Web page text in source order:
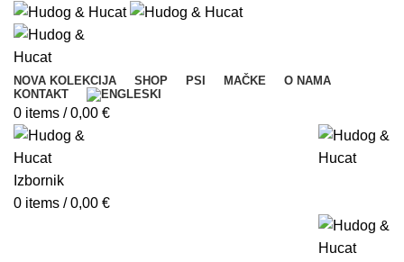
NOVA KOLEKCIJA SHOP PSI MAČKE
O NAMA
KONTAKT
0 items / 0,00 €
Izbornik
0 items / 0,00 €